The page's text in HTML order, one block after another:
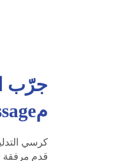
جرّب
مassage قابل للإمالة بتقنية حديثة.
كرسي
قدم مرفقة